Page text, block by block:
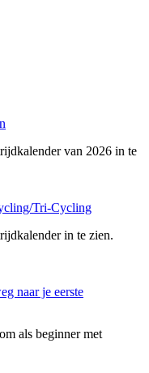
van 2026 in te
Tri-Cycling
in te zien.
naar je eerste
als beginner met